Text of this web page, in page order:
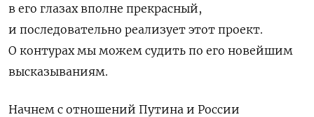
в его глазах вполне прекрасный,
и последовательно реализует этот проект.
О контурах мы можем судить по его новейшим
высказываниям.
Начнем с отношений Путина и России